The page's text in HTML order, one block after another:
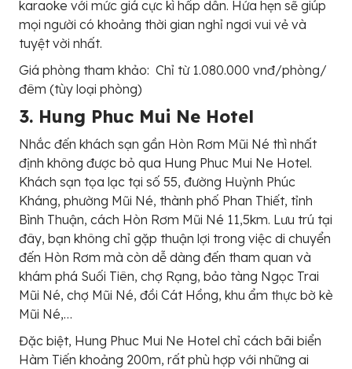
karaoke với mức giá cực kì hấp dẫn. Hứa hẹn sẽ giúp
mọi người có khoảng thời gian nghỉ ngơi vui vẻ và
tuyệt vời nhất.
Giá phòng tham khảo: Chỉ từ 1.080.000 vnđ/phòng/
đêm (tùy loại phòng)
3. Hung Phuc Mui Ne Hotel
Nhắc đến khách sạn gần Hòn Rơm Mũi Né thì nhất
định không được bỏ qua Hung Phuc Mui Ne Hotel.
Khách sạn tọa lạc tại số 55, đường Huỳnh Phúc
Kháng, phường Mũi Né, thành phố Phan Thiết, tỉnh
Bình Thuận, cách Hòn Rơm Mũi Né 11,5km. Lưu trú tại
đây, bạn không chỉ gặp thuận lợi trong việc di chuyển
đến Hòn Rơm mà còn dễ dàng đến tham quan và
khám phá Suối Tiên, chợ Rạng, bảo tàng Ngọc Trai
Mũi Né, chợ Mũi Né, đồi Cát Hồng, khu ẩm thực bờ kè
Mũi Né,…
Đặc biệt, Hung Phuc Mui Ne Hotel chỉ cách bãi biển
Hàm Tiến khoảng 200m, rất phù hợp với những ai